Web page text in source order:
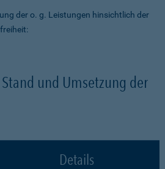
der o. g. Leistungen hinsichtlich der
und Umsetzung der
Details